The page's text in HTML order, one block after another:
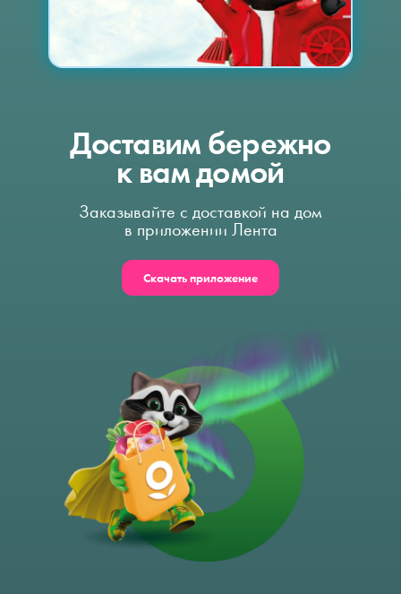
Доставим бережно
к вам домой
Заказывайте с доставкой на дом
в приложении Лента
Скачать приложение